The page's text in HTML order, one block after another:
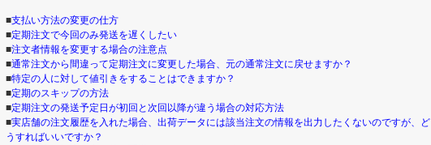
■支払い方法の変更の仕方
■定期注文で今回のみ発送を遅くしたい
■注文者情報を変更する場合の注意点
■通常注文から間違って定期注文に変更した場合、元の通常注文に戻せますか？
■特定の人に対して値引きをすることはできますか？
■定期のスキップの方法
■定期注文の発送予定日が初回と次回以降が違う場合の対応方法
■実店舗の注文履歴を入れた場合、出荷データには該当注文の情報を出力したくないのですが、ど
うすればいいですか？